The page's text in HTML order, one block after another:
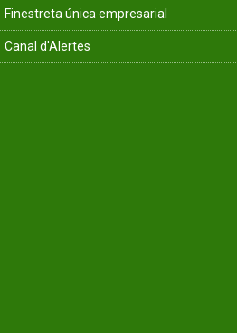
Finestreta única empresarial
Canal d'Alertes